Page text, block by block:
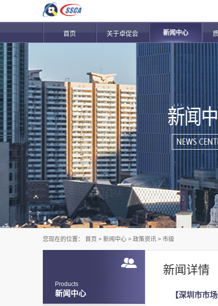
首页 关于卓促会 新闻中心
新闻中心
Products
新闻详情
您现在的位置： 首页 > 新闻中心 > 政策资讯 > 市级
【深圳市市